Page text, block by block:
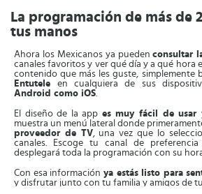
La programación de más de
tus manos
Ahora los Mexicanos ya puedenconsultar
canales favoritos y ver qué día y a qué hora
contenido que más les guste, simplemente
Entuteleen cualquiera de sus
Android como iOS.
El diseño de la app es muy fácil de usar
muestra un menú lateral donde
proveedor de TV, una vez que lo
canales. Escoge tu canal de
desplegará toda la programación con su
Con esa información ya estás listo para
y disfrutar junto con tu familia y amigos de